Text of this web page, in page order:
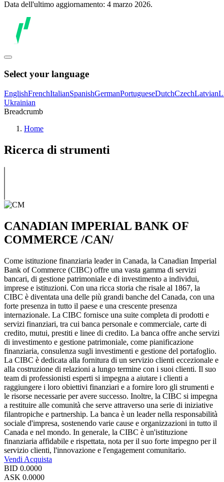
Data dell'ultimo aggiornamento: 4 marzo 2026.
Select your language
EnglishFrenchItalianSpanishGermanPortugueseDutchCzechLatvian
Ukrainian
Breadcrumb
Home
Ricerca di strumenti
CANADIAN IMPERIAL BANK OF
COMMERCE /CAN/
Come istituzione finanziaria leader in Canada, la Canadian Imperial
Bank of Commerce (CIBC) offre una vasta gamma di servizi
bancari, di gestione patrimoniale e di investimento a individui,
imprese e istituzioni. Con una ricca storia che risale al 1867, la
CIBC è diventata una delle più grandi banche del Canada, con una
forte presenza in tutto il paese e una crescente presenza
internazionale. La CIBC fornisce una suite completa di prodotti e
servizi finanziari, tra cui banca personale e commerciale, carte di
credito, mutui, prestiti e linee di credito. La banca offre anche servizi
di investimento e gestione patrimoniale, come pianificazione
finanziaria, consulenza sugli investimenti e gestione del portafoglio.
La CIBC è dedicata alla fornitura di un servizio clienti eccezionale e
alla costruzione di relazioni a lungo termine con i suoi clienti. Il suo
team di professionisti esperti si impegna a aiutare i clienti a
raggiungere i loro obiettivi finanziari e a fornire loro gli strumenti e
le risorse necessarie per avere successo. Inoltre, la CIBC si impegna
a restituire alle comunità che serve attraverso una serie di iniziative
filantropiche e partnership. La banca è un leader nella responsabilità
sociale d'impresa, sostenendo varie cause e organizzazioni in tutto il
Canada e nel mondo. In generale, la CIBC è un'istituzione
finanziaria affidabile e rispettata, nota per il suo forte impegno per il
servizio clienti, l'innovazione e l'engagement comunitario.
Vendi Acquista
BID 0.0000
ASK 0.0000